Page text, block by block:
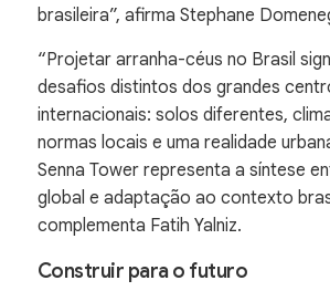
brasileira”, afirma Stephane
“Projetar arranha-céus no Brasil
desafios distintos dos grandes
internacionais: solos diferentes,
normas locais e uma realidade
Senna Tower representa a síntese
global e adaptação ao contexto
complementa Fatih Yalniz.
Construir para o futuro